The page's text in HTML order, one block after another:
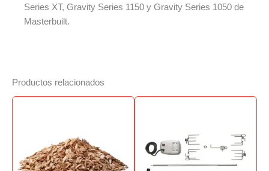
Series XT, Gravity Series 1150 y Gravity Series 1050 de
Masterbuilt.
Productos relacionados